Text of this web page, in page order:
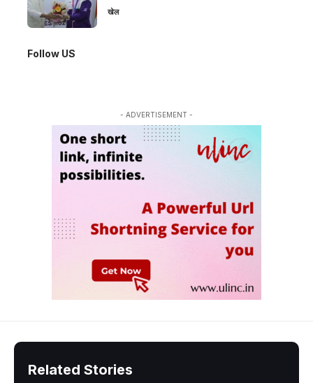
खेल
Follow US
- ADVERTISEMENT -
Related Stories